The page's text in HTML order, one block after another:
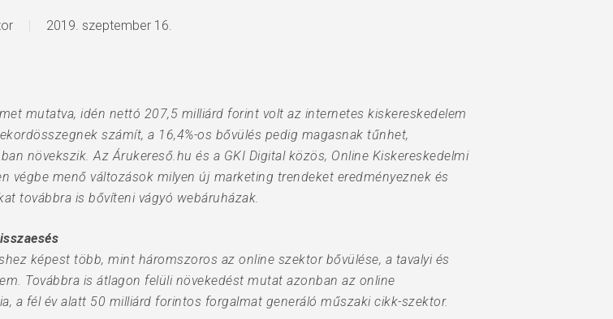
2019. szeptember 16.
mutatva, idén nettó 207,5 milliárd forint volt az internetes kiskereskedelem
számít, a 16,4%-os bővülés pedig magasnak tűnhet,
növekszik. Az Árukereső.hu és a GKI Digital közös, Online Kiskereskedelmi
végbe menő változások milyen új marketing trendeket eredményeznek és
továbbra is bővíteni vágyó webáruházak.
képest több, mint háromszoros az online szektor bővülése, a tavalyi és
Továbbra is átlagon felüli növekedést mutat azonban az online
a fél év alatt 50 milliárd forintos forgalmat generáló műszaki cikk-szektor.